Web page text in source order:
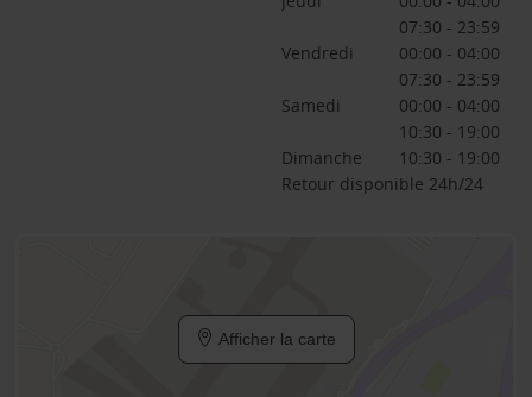
07:30 - 23:59
Vendredi
00:00 - 04:00
07:30 - 23:59
Samedi
00:00 - 04:00
10:30 - 19:00
Dimanche
10:30 - 19:00
Retour disponible 24h/24
Afficher la carte